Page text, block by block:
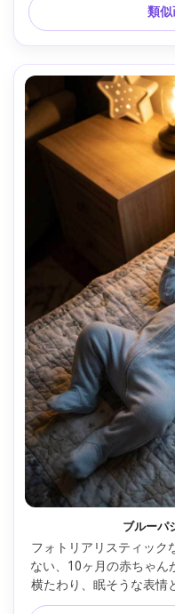
Sony A7IV、85mm f/1.4
高さでウエストアップ、
ング、さりげない粒子
ト、目にシャープなフォ
雰
類
ブルーパ
フォトリアリスティック
ない、10ヶ月の赤ちゃん
横たわり、眠そうな表情
足付きパジャマを着て、